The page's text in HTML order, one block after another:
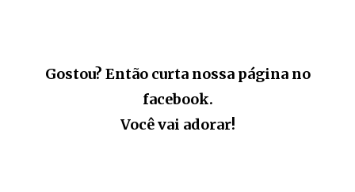
Gostou? Então curta nossa página no
facebook.
Você vai adorar!